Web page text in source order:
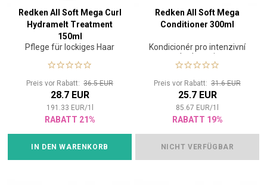
Redken All Soft Mega Curl
Hydramelt Treatment
150ml
Pflege für lockiges Haar
Preis vor Rabatt: 36.5 EUR
28.7 EUR
191.33 EUR/1
RABATT 21%
IN DEN WARENKORB
Redken All Soft Mega
Conditioner 300ml
Kondicionér pro intenzivní
hydrataci
Preis vor Rabatt: 31.6 EUR
25.7 EUR
85.67 EUR/1
RABATT 19%
NICHT VERFÜGBAR